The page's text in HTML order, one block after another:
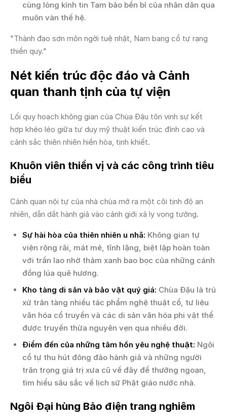
cùng lòng kính tin Tam bảo bền bỉ của nhân dân qua
muôn vàn thế hệ.
"Thành đạo sơn môn ngời tuệ nhật, Nam bang cổ tự rạng
thiền quy."
Nét kiến trúc độc đáo và Cảnh
quan thanh tịnh của tự viện
Lối quy hoạch không gian của Chùa Đậu tôn vinh sự kết
hợp khéo léo giữa tư duy mỹ thuật kiến trúc đỉnh cao và
cảnh sắc thiên nhiên hiền hòa, tịnh khiết.
Khuôn viên thiền vị và các công trình tiêu
biểu
Cảnh quan nội tự của nhà chùa mở ra một cõi tịnh độ an
nhiên, dẫn dắt hành giả vào cảnh giới xả ly vọng tưởng.
Sự hài hòa của thiên nhiên u nhã: Không gian tự
viện rộng rãi, mát mẻ, tĩnh lặng, biệt lập hoàn toàn
với trần lao nhờ thảm xanh bao bọc của những cánh
đồng lúa quê hương.
Kho tàng di sản và bảo vật quý giá: Chùa Đậu là trú
xứ trân tàng nhiều tác phẩm nghệ thuật cổ, tư liệu
văn hóa cổ truyền và các di sản văn hóa phi vật thể
được truyền thừa nguyên vẹn qua nhiều đời.
Điểm đến của những tâm hồn yêu nghệ thuật: Ngôi
cổ tự thu hút đông đảo hành giả và những người
trân trọng giá trị xưa cũ về đây để thưởng ngoạn,
tìm hiểu sâu sắc về lịch sử Phật giáo nước nhà.
Ngôi Đại hùng Bảo điện trang nghiêm